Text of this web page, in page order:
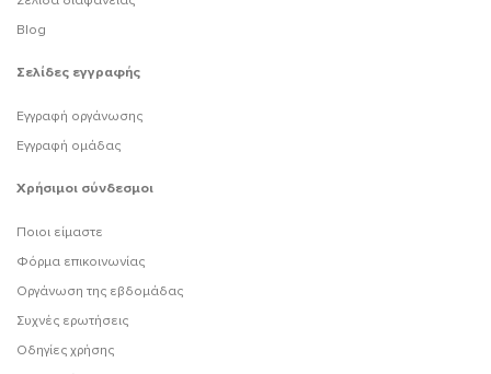
Blog
Σελίδες εγγραφής
Εγγραφή οργάνωσης
Εγγραφή ομάδας
Χρήσιμοι σύνδεσμοι
Ποιοι είμαστε
Φόρμα επικοινωνίας
Οργάνωση της εβδομάδας
Συχνές ερωτήσεις
Οδηγίες χρήσης